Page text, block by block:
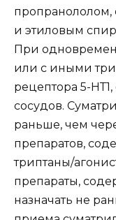
и этиловым
При
или с иными
рецептора 5-
сосудов.
раньше, чем
препаратов,
триптаны/
препараты,
назначать не